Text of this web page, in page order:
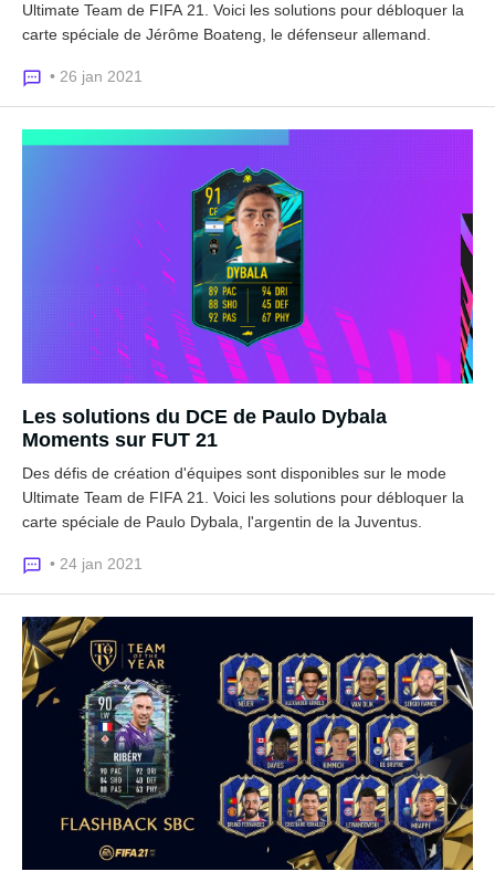
Ultimate Team de FIFA 21. Voici les solutions pour débloquer la
carte spéciale de Jérôme Boateng, le défenseur allemand.
• 26 jan 2021
Les solutions du DCE de Paulo Dybala
Moments sur FUT 21
Des défis de création d'équipes sont disponibles sur le mode
Ultimate Team de FIFA 21. Voici les solutions pour débloquer la
carte spéciale de Paulo Dybala, l'argentin de la Juventus.
• 24 jan 2021